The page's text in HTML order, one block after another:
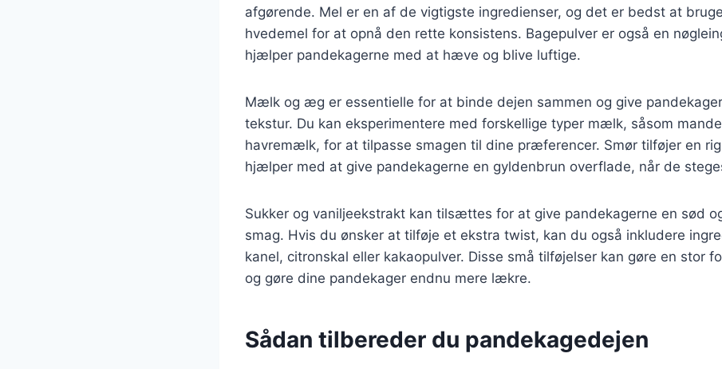
afgørende. Mel er en af de vigtigste ingredienser, og det er bedst at
hvedemel for at opnå den rette konsistens. Bagepulver er også en
hjælper pandekagerne med at hæve og blive luftige.
Mælk og æg er essentielle for at binde dejen sammen og give
tekstur. Du kan eksperimentere med forskellige typer mælk, såsom
havremælk, for at tilpasse smagen til dine præferencer. Smør tilføjer en
hjælper med at give pandekagerne en gyldenbrun overflade, når de
Sukker og vaniljeekstrakt kan tilsættes for at give pandekagerne en sød
smag. Hvis du ønsker at tilføje et ekstra twist, kan du også inkludere
kanel, citronskal eller kakaopulver. Disse små tilføjelser kan gøre en stor
og gøre dine pandekager endnu mere lækre.
Sådan tilbereder du pandekagedejen